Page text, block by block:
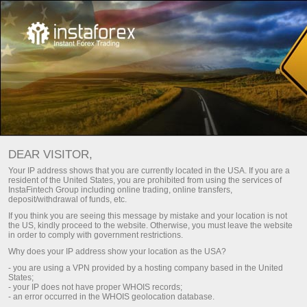
Общие документы
Общие документы
На этой странице представлены цифровые
документы, регламентирующие отношения
между компаниейИнстаТрейди клиентом.
Рекомендуем внимательно ознакомиться со
всеми размещенными в разделе
документами. Это поможет понять основные
принципы работы, а также права и
обязанности зарегистрированных
DEAR VISITOR,
Your IP address shows that you are currently located in the USA. If you are a
resident of the United States, you are prohibited from using the services of
InstaFintech Group including online trading, online transfers,
deposit/withdrawal of funds, etc.
If you think you are seeing this message by mistake and your location is not
the US, kindly proceed to the website. Otherwise, you must leave the website
in order to comply with government restrictions.
Why does your IP address show your location as the USA?
- you are using a VPN provided by a hosting company based in the United
States;
- your IP does not have proper WHOIS records;
- an error occurred in the WHOIS geolocation database.